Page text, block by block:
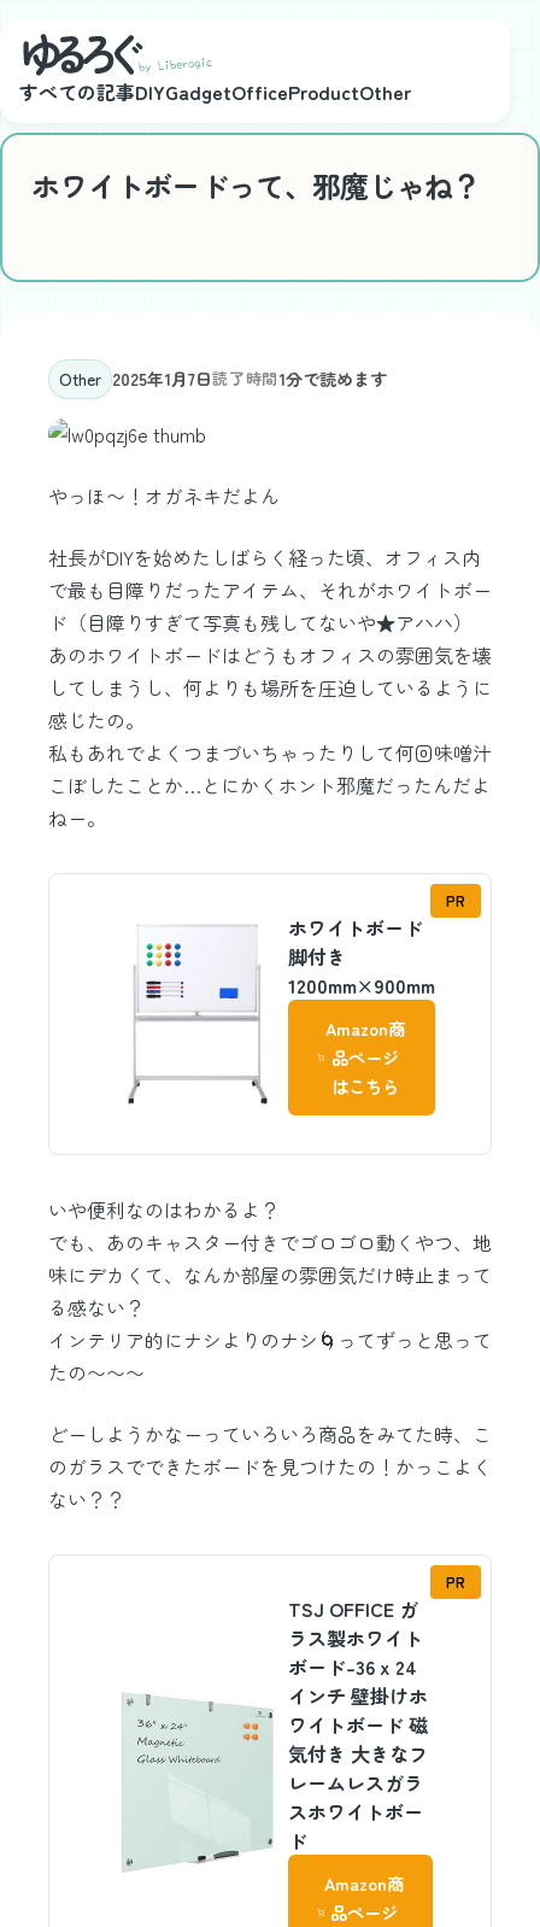
すべての記事DIYGadgetOfficeProductOther
ホワイトボードって、邪魔じゃね？
Other 2025年1月7日読了時間1分で読めます
やっほ〜！オガネキだよん
社長がDIYを始めたしばらく経った頃、オフィス内
で最も目障りだったアイテム、それがホワイトボー
ド（目障りすぎて写真も残してないや★アハハ）
あのホワイトボードはどうもオフィスの雰囲気を壊
してしまうし、何よりも場所を圧迫しているように
感じたの。
私もあれでよくつまづいちゃったりして何回味噌汁
こぼしたことか…とにかくホント邪魔だったんだよ
ねー。
PR
ホワイトボード
脚付き
1200mm×900mm
Amazon商
品ページ
はこちら
いや便利なのはわかるよ？
でも、あのキャスター付きでゴロゴロ動くやつ、地
味にデカくて、なんか部屋の雰囲気だけ時止まって
る感ない？
インテリア的にナシよりのナシ🌀ってずっと思って
たの〜〜〜
どーしようかなーっていろいろ商品をみてた時、こ
のガラスでできたボードを見つけたの！かっこよく
ない？？
PR
TSJ OFFICE ガ
ラス製ホワイト
ボード-36 x 24
インチ 壁掛けホ
ワイトボード 磁
気付き 大きなフ
レームレスガラ
スホワイトボー
ド
Amazon商
品ページ